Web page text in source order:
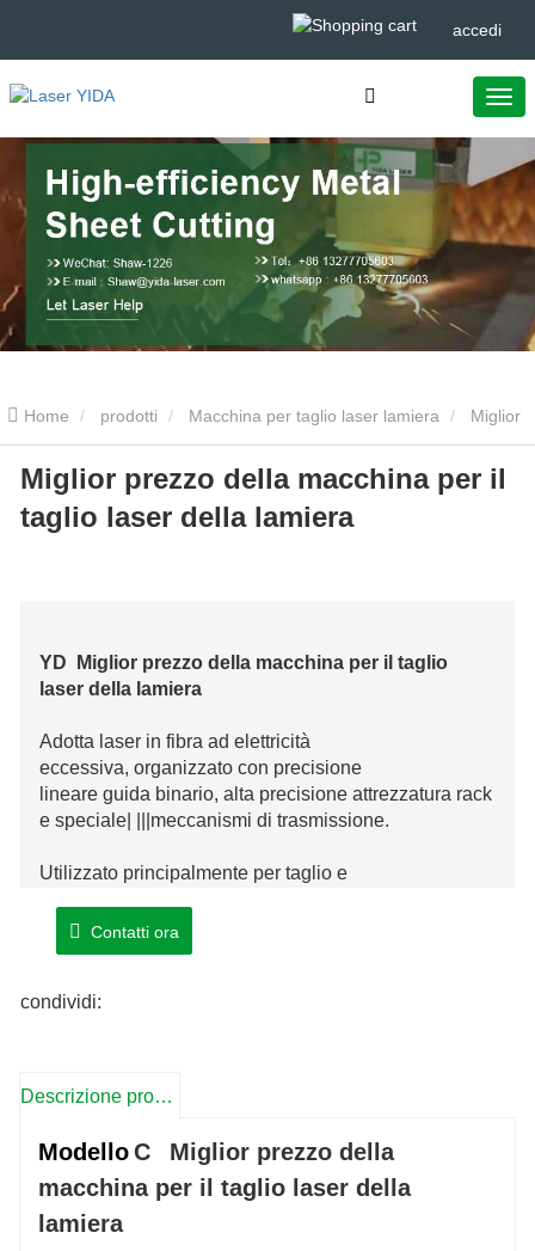
accedi
Home prodotti Macchina per taglio laser lamiera
prezzo della macchina per il taglio laser della lamiera
Miglior prezzo della macchina per il
taglio laser della lamiera
YD Miglior prezzo della macchina per il taglio
laser della lamiera
Adotta laser in fibra ad elettricità
eccessiva, organizzato con precisione
lineare guida binario, alta precisione attrezzatura rack
e speciale| |||meccanismi di trasmissione.
Utilizzato principalmente per taglio e
cromo metallo lastra, alluminio e|
|||distintivo metallo materiali.
Il dispositivo è progettato con volume ridotto, banco di
materasso che ha superiore||| |precisione di
e maggiore bilanciamento.
Contatti ora
condividi:
Descrizione prodotto
ModelloC
Miglior prezzo della
macchina per il taglio laser della
lamiera